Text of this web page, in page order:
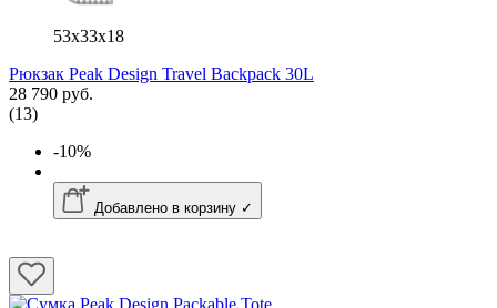
53x33x18
Рюкзак Peak Design Travel Backpack 30L
28 790 руб.
(13)
-10%
Добавлено в корзину ✓